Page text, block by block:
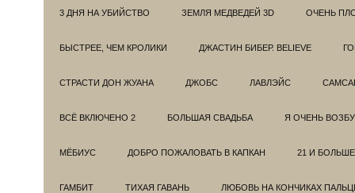
3 ДНЯ НА УБИЙСТВО ЗЕМЛЯ МЕДВЕДЕЙ 3D ОЧЕНЬ
БЫСТРЕЕ, ЧЕМ КРОЛИКИ ДЖАСТИН БИБЕР. BELIEVE
СТРАСТИ ДОН ЖУАНА ДЖОБС ЛАВЛЭЙС
ВСЁ ВКЛЮЧЕНО 2 БОЛЬШАЯ СВАДЬБА Я ОЧЕНЬ
МЁБИУС ДОБРО ПОЖАЛОВАТЬ В КАПКАН 21 И БОЛЬШЕ
ГАМБИТ ТИХАЯ ГАВАНЬ ЛЮБОВЬ НА КОНЧИКАХ